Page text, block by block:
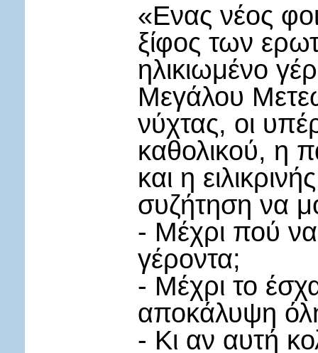
«Ενας νέος
ξίφος των
ηλικιωμένο
Μεγάλου
νύχτας, οι
καθολικού, η
και η
συζήτηση να
- Μέχρι πού
γέροντα;
- Μέχρι το
αποκάλυψη
- Κι αν αυτή